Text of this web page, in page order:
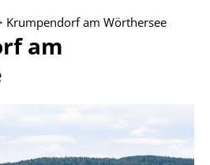
Krumpendorf am Wörthersee
am